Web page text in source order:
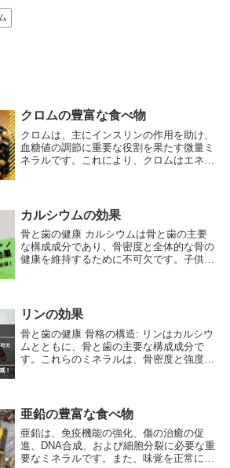
クロムの豊富な食べ物
クロムは、主にインスリンの作用を助け、
血糖値の調節に重要な役割を果たす微量ミ
ネラルです。これにより、クロムはエネル
25μg...
カルシウムの効果
骨と歯の健康 カルシウムは骨と歯の主要
な構成成分であり、骨密度と全体的な骨の
健康を維持するために不可欠です。子供や
切な摂取は、...
リンの効果
骨と歯の健康 骨格の構造: リンはカルシウ
ムとともに、骨と歯の主要な構成成分で
す。これらのミネラルは、骨密度と強度を
す。 エ...
亜鉛の豊富な食べ物
亜鉛は、免疫機能の強化、傷の治癒の促
進、DNA合成、および細胞分裂に必要な重
要なミネラルです。また、味覚を正常に保